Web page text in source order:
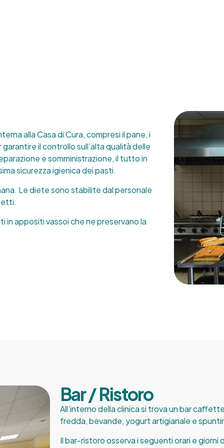
alla Casa di Cura, compresi il pane, i
il controllo sull’alta qualità delle
e somministrazione, il tutto in
sicurezza igienica dei pasti.
Le diete sono stabilite dal personale
in appositi vassoi che ne preservano la
Bar / Ristoro
All’interno della clinica si trova un bar
fredda, bevande, yogurt artigianale e
Il bar-ristoro osserva i seguenti orari e